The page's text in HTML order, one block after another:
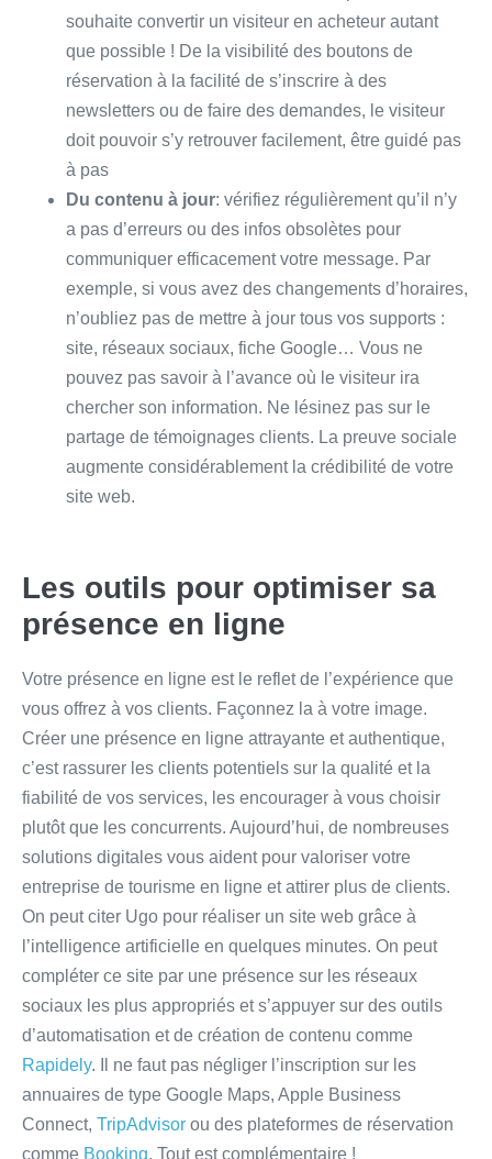
souhaite convertir un visiteur en acheteur autant
que possible ! De la visibilité des boutons de
réservation à la facilité de s’inscrire à des
newsletters ou de faire des demandes, le visiteur
doit pouvoir s’y retrouver facilement, être guidé pas
à pas
Du contenu à jour: vérifiez régulièrement qu’il n’y
a pas d’erreurs ou des infos obsolètes pour
communiquer efficacement votre message. Par
exemple, si vous avez des changements d’horaires,
n’oubliez pas de mettre à jour tous vos supports :
site, réseaux sociaux, fiche Google… Vous ne
pouvez pas savoir à l’avance où le visiteur ira
chercher son information. Ne lésinez pas sur le
partage de témoignages clients. La preuve sociale
augmente considérablement la crédibilité de votre
site web.
Les outils pour optimiser sa
présence en ligne
Votre présence en ligne est le reflet de l’expérience que
vous offrez à vos clients. Façonnez la à votre image.
Créer une présence en ligne attrayante et authentique,
c’est rassurer les clients potentiels sur la qualité et la
fiabilité de vos services, les encourager à vous choisir
plutôt que les concurrents. Aujourd’hui, de nombreuses
solutions digitales vous aident pour valoriser votre
entreprise de tourisme en ligne et attirer plus de clients.
On peut citer Ugo pour réaliser un site web grâce à
l’intelligence artificielle en quelques minutes. On peut
compléter ce site par une présence sur les réseaux
sociaux les plus appropriés et s’appuyer sur des outils
d’automatisation et de création de contenu comme
Rapidely. Il ne faut pas négliger l’inscription sur les
annuaires de type Google Maps, Apple Business
Connect, TripAdvisor ou des plateformes de réservation
comme Booking. Tout est complémentaire !